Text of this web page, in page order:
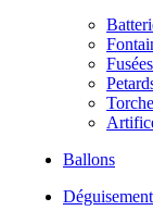
Ballons